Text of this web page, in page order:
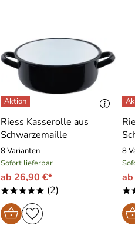
Riess Kasserolle aus
Schwarzemaille
8 Varianten
Sofort lieferbar
ab 26,90 €*
***** (2)
8